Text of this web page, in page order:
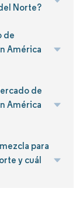
Norte?
de
América
de
América
para
y cuál